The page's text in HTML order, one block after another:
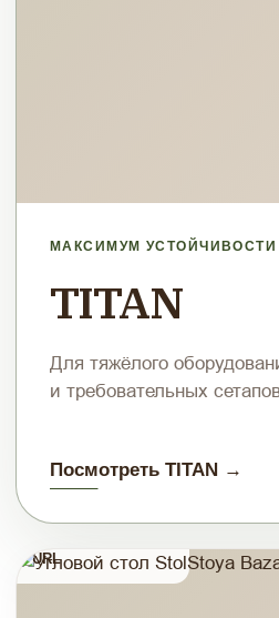
МАКСИМУМ УСТОЙЧИВОСТИ
TITAN
Для тяжёлого
и требовательных
Посмотреть TITAN →